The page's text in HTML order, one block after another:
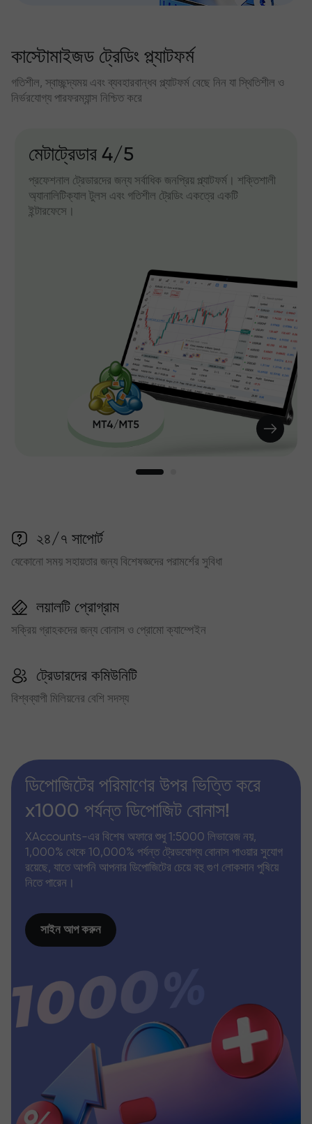
কাস্টোমাইজড ট্রেডিং প্ল্যাটফর্ম
গতিশীল, স্বাচ্ছন্দ্যময় এবং ব্যবহারবান্ধব প্ল্যাটফর্ম বেছে নিন যা স্থিতিশীল ও
নির্ভরযোগ্য পারফরম্যান্স নিশ্চিত করে
মেটাট্রেডার 4/5
প্রফেশনাল ট্রেডারদের জন্য সর্বাধিক জনপ্রিয় প্ল্যাটফর্ম। শক্তিশালী
অ্যানালিটিক্যাল টুলস এবং গতিশীল ট্রেডিং একত্রে একটি
ইন্টারফেসে।
২৪/৭ সাপোর্ট
যেকোনো সময় সহায়তার জন্য বিশেষজ্ঞদের পরামর্শের সুবিধা
লয়ালটি প্রোগ্রাম
সক্রিয় গ্রাহকদের জন্য বোনাস ও প্রোমো ক্যাম্পেইন
ট্রেডারদের কমিউনিটি
বিশ্বব্যাপী মিলিয়নের বেশি সদস্য
ডিপোজিটের পরিমাণের উপর ভিত্তি করে
x1000 পর্যন্ত ডিপোজিট বোনাস!
XAccounts-এর বিশেষ অফারে শুধু 1:5000 লিভারেজ নয়,
1,000% থেকে 10,000% পর্যন্ত ট্রেডযোগ্য বোনাস পাওয়ার সুযোগ
রয়েছে, যাতে আপনি আপনার ডিপোজিটের চেয়ে বহু গুণ লোকসান পুষিয়ে
নিতে পারেন।
সাইন আপ করুন